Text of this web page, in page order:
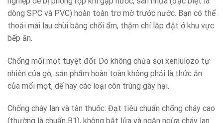
dòng SPC và PVC) hoàn toàn trơ mờ trước nước. Bạn có thể
thoải mái lau chùi bằng chổi ẩm, thậm chí lắp đặt ở khu vực
bếp ăn.
Chống mối mọt tuyệt đối: Do không chứa sợi xenlulozo tự
nhiên của gỗ, sản phẩm hoàn toàn không phải là thức ăn
của mối mọt, dế hay các loại côn trùng gây hại.
Chống cháy lan và tàn thuốc: Đạt tiêu chuẩn chống cháy cao
(thường là chuẩn B1), không bắt lửa và ngăn ngừa cháy lan